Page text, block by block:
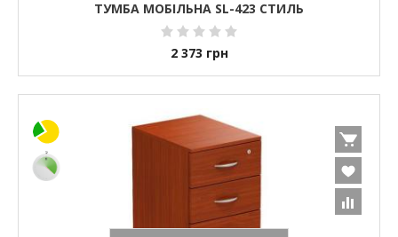
ТУМБА МОБІЛЬНА SL-423 СТИЛЬ
2 373 грн